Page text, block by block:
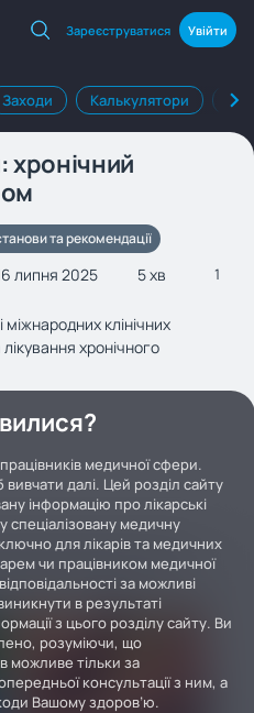
Зареєструватися Увійти
Заходи Калькулятори
хронічний
та рекомендації
липня 2025 5 хв 1
міжнародних клінічних
хронічного
медичної сфери.
далі. Цей розділ сайту
інформацію про лікарські
спеціалізовану медичну
для лікарів та медичних
чи працівником медичної
за можливі
в результаті
з цього розділу сайту. Ви
розуміючи, що
можливе тільки за
консультації з ним, а
Вашому здоров’ю.